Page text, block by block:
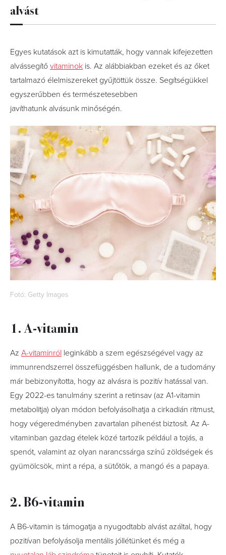
alvást
Egyes kutatások azt is kimutatták, hogy vannak kifejezetten
alvássegítő vitaminok is. Az alábbiakban ezeket és az őket
tartalmazó élelmiszereket gyűjtöttük össze. Segítségükkel
egyszerűbben és természetesebben
javíthatunk alvásunk minőségén.
Fotó: Getty Images
1. A-vitamin
Az A-vitaminról leginkább a szem egészségével vagy az
immunrendszerrel összefüggésben hallunk, de a tudomány
már bebizonyította, hogy az alvásra is pozitív hatással van.
Egy 2022-es tanulmány szerint a retinsav (az A1-vitamin
metabolitja) olyan módon befolyásolhatja a cirkadián ritmust,
hogy végeredményben zavartalan pihenést biztosít. Az A-
vitaminban gazdag ételek közé tartozik például a tojás, a
spenót, valamint az olyan narancssárga színű zöldségek és
gyümölcsök, mint a répa, a sütőtök, a mangó és a papaya.
2. B6-vitamin
A B6-vitamin is támogatja a nyugodtabb alvást azáltal, hogy
pozitívan befolyásolja mentális jóllétünket és még a